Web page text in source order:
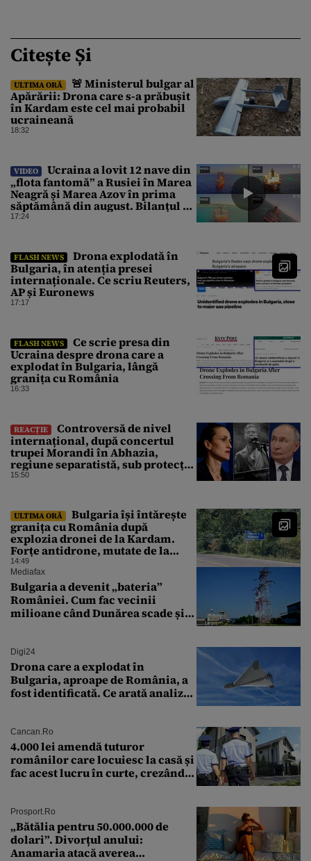
Citește Și
ULTIMA ORĂ
🚨 Ministerul bulgar al
Apărării: Drona care s-a prăbușit
în Kardam este cel mai probabil
ucraineană
18:32
VIDEO
Ucraina a lovit 12 nave din
„flota fantomă” a Rusiei în Marea
Neagră și Marea Azov în prima
săptămână din august. Bilanțul a
ajuns la 218
17:24
FLASH NEWS
Drona explodată în
Bulgaria, în atenția presei
internaționale. Ce scriu Reuters,
AP și Euronews
17:17
FLASH NEWS
Ce scrie presa din
Ucraina despre drona care a
explodat în Bulgaria, lângă
granița cu România
16:33
REACȚIE
Controversă de nivel
internațional, după concertul
trupei Morandi în Abhazia,
regiune separatistă, sub protecția
Rusiei
15:50
ULTIMA ORĂ
Bulgaria își întărește
granița cu România după
explozia dronei de la Kardam.
Forțe antidrone, mutate de la
frontiera cu Turcia
14:49
Mediafax
Bulgaria a devenit „bateria”
României. Cum fac vecinii
milioane când Dunărea scade și
Digi24
Drona care a explodat în
Bulgaria, aproape de România, a
fost identificată. Ce arată analiza
Cancan.ro
4.000 lei amendă tuturor
românilor care locuiesc la casă și
fac acest lucru în curte, crezând
Prosport.ro
„Bătălia pentru 50.000.000 de
dolari”. Divorțul anului:
Anamaria atacă averea